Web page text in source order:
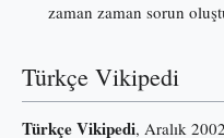
zaman zaman sorun
Türkçe Vikipedi
Türkçe Vikipedi, Aralık